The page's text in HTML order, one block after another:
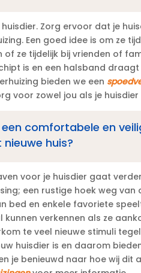
Zorg ervoor dat je
Een goed idee is om ze
ze tijdelijk bij vrienden of
is en een halsband
bieden we een
voor zowel jou als je huisdier
comfortabele en
huis?
voor je huisdier gaat
een rustige hoek weg van
bed en enkele favoriete
verkennen als ze
te veel nieuwe stimuli
huisdier is en daarom
je benieuwd naar hoe wij dit